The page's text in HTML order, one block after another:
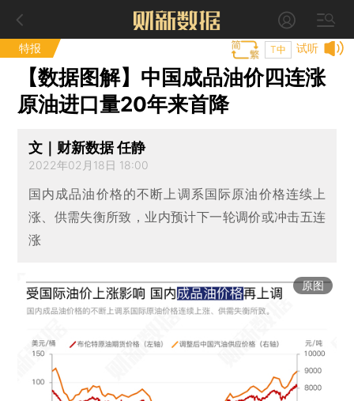
特报 试听
T中
【数据图解】中国成品油价四连涨
原油进口量20年来首降
文｜财新数据 任静
2022年02月18日 18:00
国内成品油价格的不断上调系国际原油价格连续上
涨、供需失衡所致，业内预计下一轮调价或冲击五连
涨
原图